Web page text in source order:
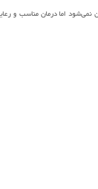
اما درمان مناسب و